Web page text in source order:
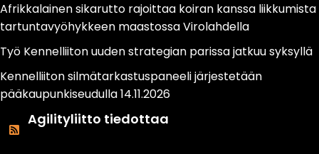
Afrikkalainen sikarutto rajoittaa koiran kanssa liikkumista
tartuntavyöhykkeen maastossa Virolahdella
Työ Kennelliiton uuden strategian parissa jatkuu syksyllä
Kennelliiton silmätarkastuspaneeli järjestetään
pääkaupunkiseudulla 14.11.2026
Agilityliitto tiedottaa